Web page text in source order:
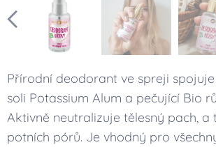
Přírodní deodorant ve spreji
soli Potassium Alum a pečující Bio
Aktivně neutralizuje tělesný pach, a
potních pórů. Je vhodný pro